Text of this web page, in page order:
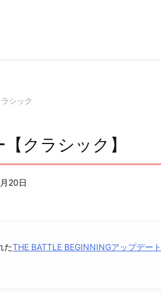
シック
クラシック】
20日
たTHE BATTLE BEGINNINGアップデート